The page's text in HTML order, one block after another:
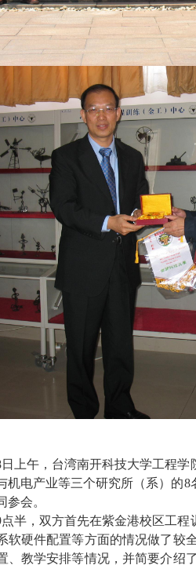
日
上午，台湾南开科技大学工程
机电产业等三个研究所（系）的8
参会。
点半，双方首先在紫金港校区工
软硬件配置等方面的情况做了较
、教学安排等情况，并简要介绍